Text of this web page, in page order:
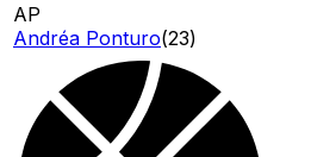
AP
Andréa Ponturo(23)